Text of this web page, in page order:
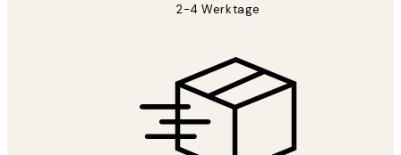
2-4 Werktage